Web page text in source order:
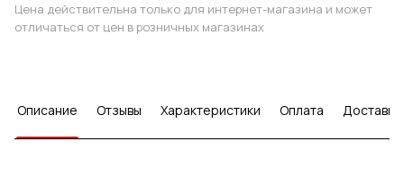
Цена действительна только для интернет-магазина и может
отличаться от цен в розничных магазинах
Описание Отзывы Характеристики Оплата Доставка